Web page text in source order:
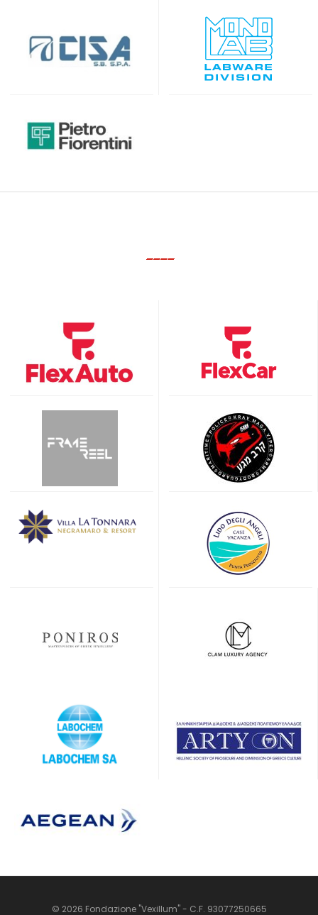
© 2026 Fondazione "Vexillum" - C.F. 93077250665